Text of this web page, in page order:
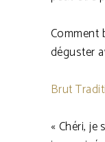
Comment
déguster
Brut
« Chéri,